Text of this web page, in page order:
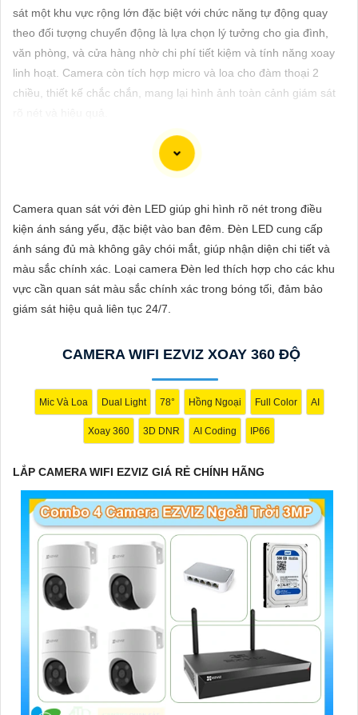
ĐẶT
PHỤ
KIỆN
VẤN
DỊCH
VỤ
sát một khu vực rộng lớn đặc biệt với chức năng tự động quay
theo đối tượng chuyển động là lựa chọn lý tưởng cho gia đình,
văn phòng, và cửa hàng nhờ chi phí tiết kiệm và tính năng xoay
linh hoạt. Camera còn tích hợp micro và loa cho đàm thoại 2
chiều, thiết kế chắc chắn, mang lại hình ảnh toàn cảnh giám sát
📷 Camera WiFi Ezviz C3W | Giá rẻ - Chính hãng 📷
🔹 Thiết kế hiện đại, chống nước IP66 giúp sử dụng ở mọi điều
thông tin dễ dàng.🔹 Tính năng cảnh báo chuyển động thông
minh, giữ an ninh tốt hơn cho ngôi nhà của bạn.
Hy vọng mẫu tư giới thiệu trên sẽ giúp bạn trong việc quảng bá
thành công!
Camera quan sát với đèn LED giúp ghi hình rõ nét trong điều
kiện ánh sáng yếu, đặc biệt vào ban đêm. Đèn LED cung cấp
ánh sáng đủ mà không gây chói mắt, giúp nhận diện chi tiết và
màu sắc chính xác. Loại camera Đèn led thích hợp cho các khu
vực cần quan sát màu sắc chính xác trong bóng tối, đảm bảo
giám sát hiệu quả liên tục 24/7.
CAMERA WIFI EZVIZ XOAY 360 ĐỘ
Mic Và Loa Dual Light 78° Hồng Ngoại Full Color AI
Xoay 360 3D DNR AI Coding IP66
LẮP CAMERA WIFI EZVIZ GIÁ RẺ CHÍNH HÃNG